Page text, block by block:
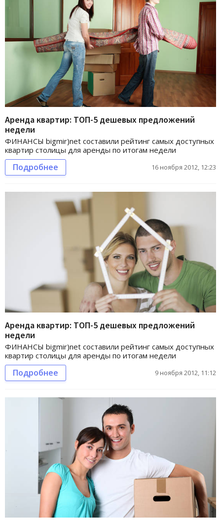
Аренда квартир: ТОП-5 дешевых предложений
недели
ФИНАНСЫ bigmir)net составили рейтинг самых доступных
квартир столицы для аренды по итогам недели
Подробнее 16 ноября 2012, 12:23
Аренда квартир: ТОП-5 дешевых предложений
недели
ФИНАНСЫ bigmir)net составили рейтинг самых доступных
квартир столицы для аренды по итогам недели
Подробнее 9 ноября 2012, 11:12